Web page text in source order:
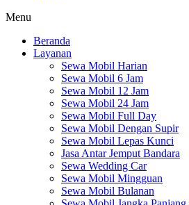
Menu
Beranda
Layanan
Sewa Mobil Harian
Sewa Mobil 6 Jam
Sewa Mobil 12 Jam
Sewa Mobil 24 Jam
Sewa Mobil Full Day
Sewa Mobil Dengan Supir
Sewa Mobil Lepas Kunci
Jasa Antar Jemput Bandara
Sewa Wedding Car
Sewa Mobil Mingguan
Sewa Mobil Bulanan